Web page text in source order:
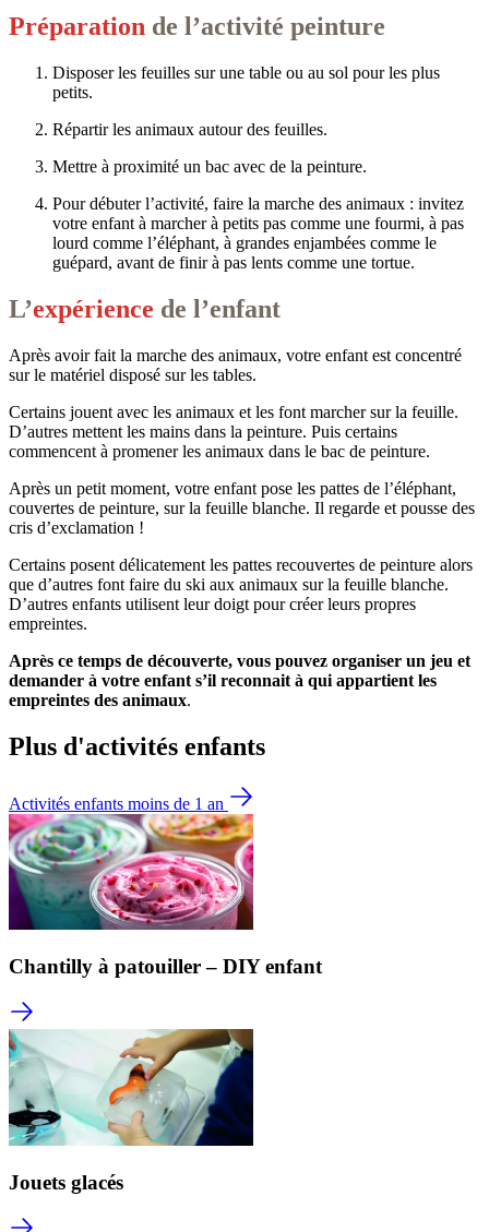
Préparation de l’activité peinture
Disposer les feuilles sur une table ou au sol pour les plus
petits.
Répartir les animaux autour des feuilles.
Mettre à proximité un bac avec de la peinture.
Pour débuter l’activité, faire la marche des animaux : invitez
votre enfant à marcher à petits pas comme une fourmi, à pas
lourd comme l’éléphant, à grandes enjambées comme le
guépard, avant de finir à pas lents comme une tortue.
L’expérience de l’enfant
Après avoir fait la marche des animaux, votre enfant est concentré
sur le matériel disposé sur les tables.
Certains jouent avec les animaux et les font marcher sur la feuille.
D’autres mettent les mains dans la peinture. Puis certains
commencent à promener les animaux dans le bac de peinture.
Après un petit moment, votre enfant pose les pattes de l’éléphant,
couvertes de peinture, sur la feuille blanche. Il regarde et pousse des
cris d’exclamation !
Certains posent délicatement les pattes recouvertes de peinture alors
que d’autres font faire du ski aux animaux sur la feuille blanche.
D’autres enfants utilisent leur doigt pour créer leurs propres
empreintes.
Après ce temps de découverte, vous pouvez organiser un jeu et
demander à votre enfant s’il reconnait à qui appartient les
empreintes des animaux.
Plus d'activités enfants
Activités enfants moins de 1 an
Chantilly à patouiller – DIY enfant
Jouets glacés